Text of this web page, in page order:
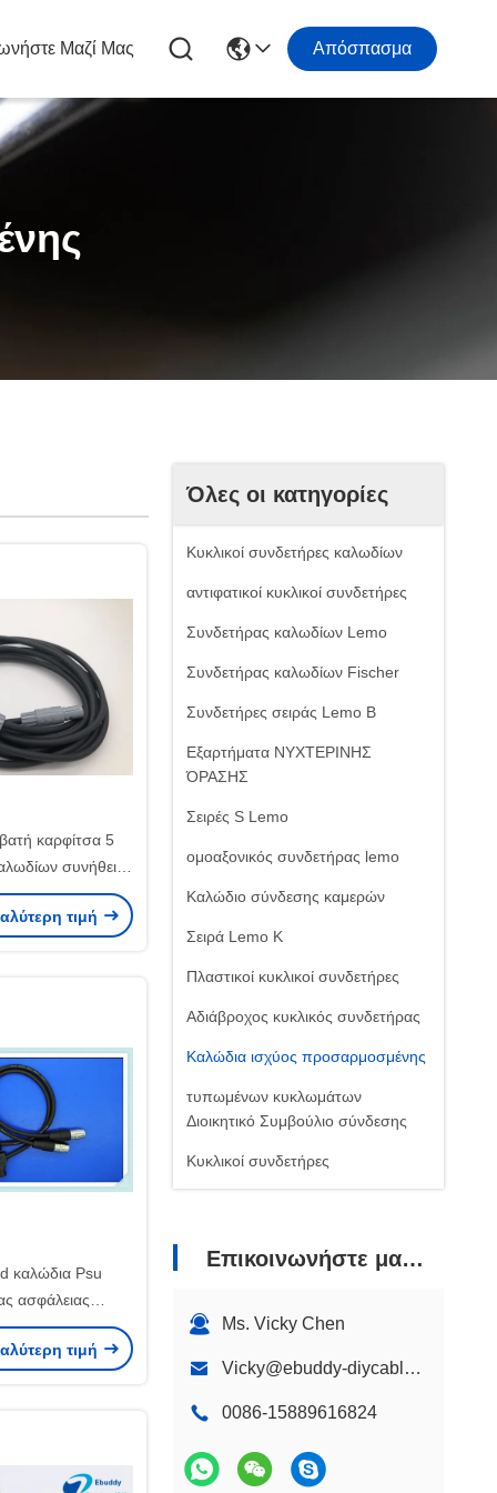
Μαζί Μας Απόσπασμα
Όλες οι κατηγορίες
Κυκλικοί συνδετήρες καλωδίων
αντιφατικοί κυκλικοί συνδετήρες
Συνδετήρας καλωδίων Lemo
Συνδετήρας καλωδίων Fischer
Συνδετήρες σειράς Lemo Β
Εξαρτήματα ΝΥΧΤΕΡΙΝΗΣ
ΌΡΑΣΗΣ
Σειρές S Lemo
ομοαξονικός συνδετήρας lemo
Καλώδιο σύνδεσης καμερών
Σειρά Lemo Κ
Πλαστικοί κυκλικοί συνδετήρες
Αδιάβροχος κυκλικός συνδετήρας
Καλώδια ισχύος προσαρμοσμένης
τυπωμένων κυκλωμάτων
Διοικητικό Συμβούλιο σύνδεσης
Κυκλικοί συνδετήρες
Επικοινωνήστε μαζί μας
Ms. Vicky Chen
Vicky@ebuddy-diycable.com
0086-15889616824
καρφίτσα 5
συνήθειας
PAG M0.5GL 5
τιμή
καλώδια Psu
ασφάλειας
την παροχή
καμερών
τιμή